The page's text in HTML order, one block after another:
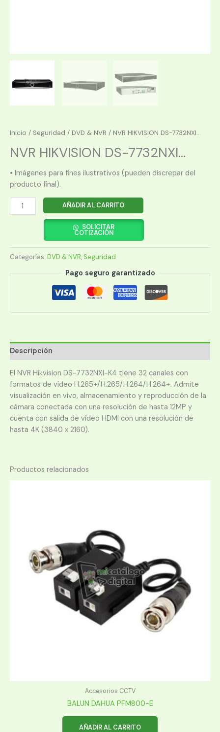
Inicio / Seguridad / DVD & NVR / NVR HIKVISION DS-7732NXI...
NVR HIKVISION DS-7732NXI...
• Imágenes para fines ilustrativos (pueden discrepar del
producto final).
NVR
HIKVISION
K4
32CH
AÑADIR AL CARRITO
SOLICITAR
COTIZACIÓN
Categorías: DVD & NVR, Seguridad
Pago seguro garantizado
Descripción
El NVR Hikvision DS-7732NXI-K4 tiene 32 canales con
formatos de vídeo H.265+/H.265/H.264/H.264+. Admite
visualización en vivo, almacenamiento y reproducción de la
cámara conectada con una resolución de hasta 12MP y
cuenta con salida de vídeo HDMI con una resolución de
hasta 4K (3840 x 2160).
Productos relacionados
Accesorios CCTV
BALUN DAHUA PFM800-E
AÑADIR AL CARRITO